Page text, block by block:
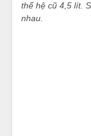
thế hệ cũ 4,5 lít.
nhau.